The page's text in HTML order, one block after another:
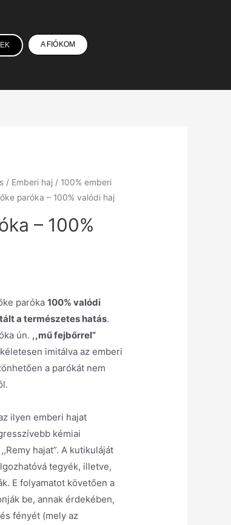
A FIÓKOM
/ Emberi haj / 100% emberi
paróka – 100% valódi haj
– 100%
paróka 100% valódi
a természetes hatás.
ún. ,,mű fejbőrrel”
imitálva az emberi
a parókát nem
ilyen emberi hajat
kémiai
hajat”. A kutikuláját
tegyék, illetve,
E folyamatot követően a
be, annak érdekében,
fényét (mely az